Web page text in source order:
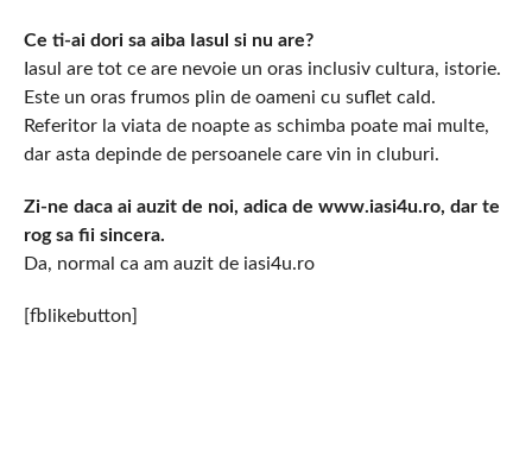
Ce ti-ai dori sa aiba Iasul si nu are?
Iasul are tot ce are nevoie un oras inclusiv cultura, istorie.
Este un oras frumos plin de oameni cu suflet cald.
Referitor la viata de noapte as schimba poate mai multe,
dar asta depinde de persoanele care vin in cluburi.
Zi-ne daca ai auzit de noi, adica de www.iasi4u.ro, dar te
rog sa fii sincera.
Da, normal ca am auzit de iasi4u.ro
[fblikebutton]